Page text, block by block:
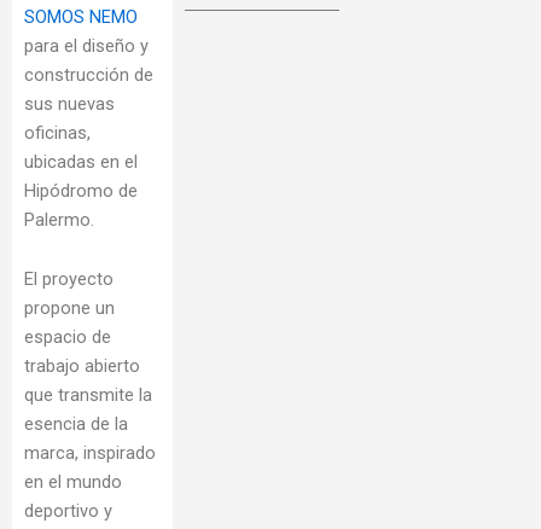
SOMOS NEMO
para el diseño y
construcción de
sus nuevas
oficinas,
ubicadas en el
Hipódromo de
Palermo.
El proyecto
propone un
espacio de
trabajo abierto
que transmite la
esencia de la
marca, inspirado
en el mundo
deportivo y